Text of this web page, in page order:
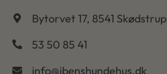
Bytorvet 17, 8541 Skødstrup
53 50 85 41
info@ibenshundehus.dk